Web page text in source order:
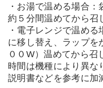
・お湯で温める場合：
約５分間温めてから召
・電子レンジで温め
に移し替え、ラップを
００W）温めてから
時間は機種により異な
説明書などを参考に加